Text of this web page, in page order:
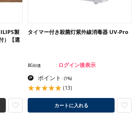
製
）【選
タイマー付き殺菌灯紫外線消毒器 UV-Pro
BG卸価 ログイン後表示
ポイント :(1%)
(13)
カートに入れる